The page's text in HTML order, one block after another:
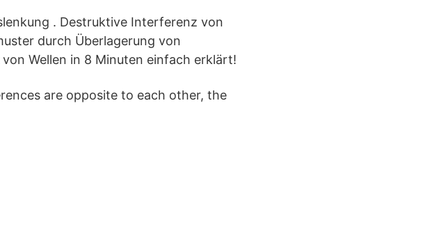
. Destruktive Interferenz von
durch Überlagerung von
Wellen in 8 Minuten einfach erklärt!
are opposite to each other, the